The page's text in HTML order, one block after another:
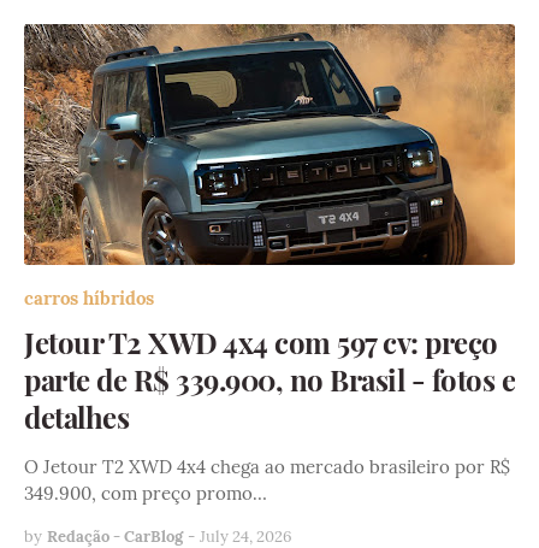
carros híbridos
Jetour T2 XWD 4x4 com 597 cv: preço
parte de R$ 339.900, no Brasil - fotos e
detalhes
O Jetour T2 XWD 4x4 chega ao mercado brasileiro por R$
349.900, com preço promo…
by Redação - CarBlog - July 24, 2026